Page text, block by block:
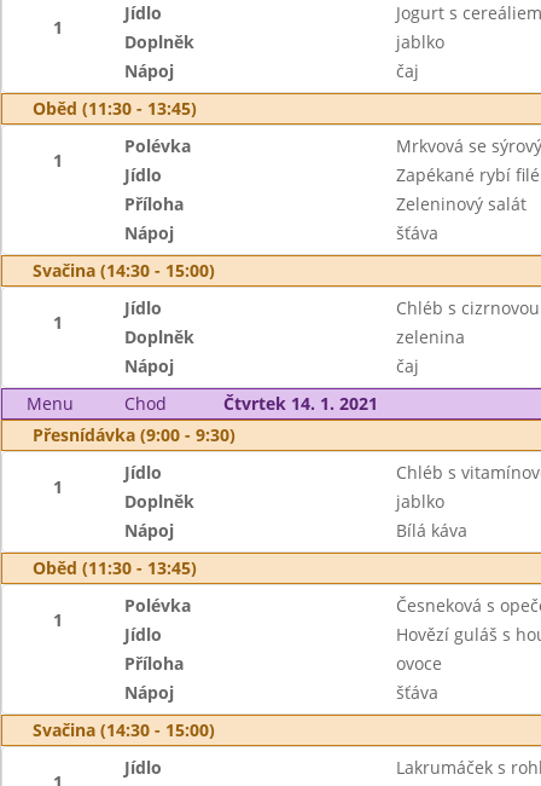
1
Jídlo
Jogurt s
Doplněk
jablko
Nápoj
čaj
Oběd (11:30 - 13:45)
1
Polévka
Mrkvová se
Jídlo
Zapékané rybí
Příloha
Zeleninový salát
Nápoj
šťáva
Svačina (14:30 - 15:00)
1
Jídlo
Chléb s
Doplněk
zelenina
Nápoj
čaj
Menu
Chod
Čtvrtek 14. 1. 2021
Přesnídávka (9:00 - 9:30)
1
Jídlo
Chléb s
Doplněk
jablko
Nápoj
Bílá káva
Oběd (11:30 - 13:45)
1
Polévka
Česneková s
Jídlo
Hovězí guláš s
Příloha
ovoce
Nápoj
šťáva
Svačina (14:30 - 15:00)
Jídlo
Lakrumáček s